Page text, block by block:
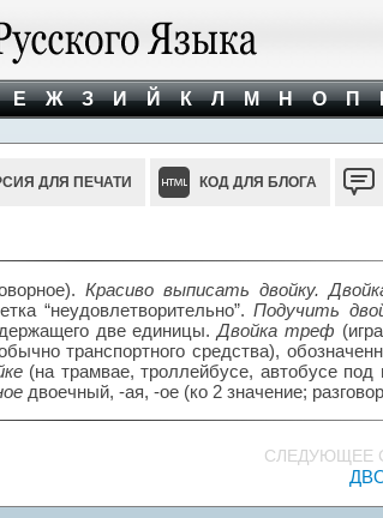
Е Ж З И Й К Л М Н О П
ДЛЯ ПЕЧАТИ КОД ДЛЯ БЛОГА
Красиво выписать двойку.
“неудовлетворительно”.Подучить
две единицы.Двойка треф
транспортного средства),
(на трамвае, троллейбусе, автобусе
двоечный, -ая, -ое (ко 2 значение;
СЛЕДУЮЩЕЕ